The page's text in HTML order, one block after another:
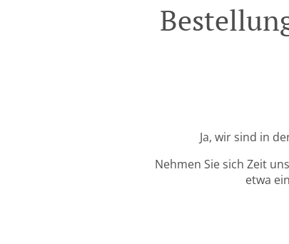
Ja, wir sind in
Nehmen Sie sich Zeit
etwa